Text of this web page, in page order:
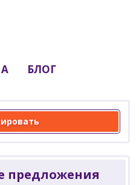
БЛОГ
предложения